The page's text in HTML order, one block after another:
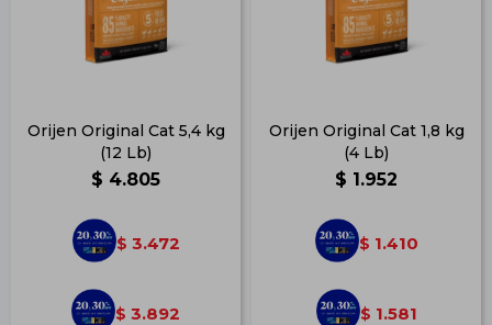
Orijen Original Cat 5,4 kg
(12 Lb)
$ 4.805
$ 3.472
$ 3.892
Orijen Original Cat 1,8 kg
(4 Lb)
$ 1.952
$ 1.410
$ 1.581